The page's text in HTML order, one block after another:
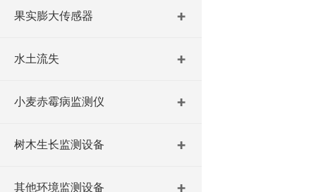
果实膨大传感器
水土流失
小麦赤霉病监测仪
树木生长监测设备
其他环境监测设备